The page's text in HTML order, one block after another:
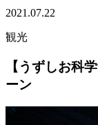
2021.07.22
観光
【うずしお科
ーン